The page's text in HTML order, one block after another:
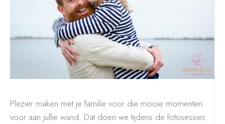
Plezier maken met je familie voor die mooie momenten
voor aan jullie wand. Dat doen we tijdens de fotosessies.